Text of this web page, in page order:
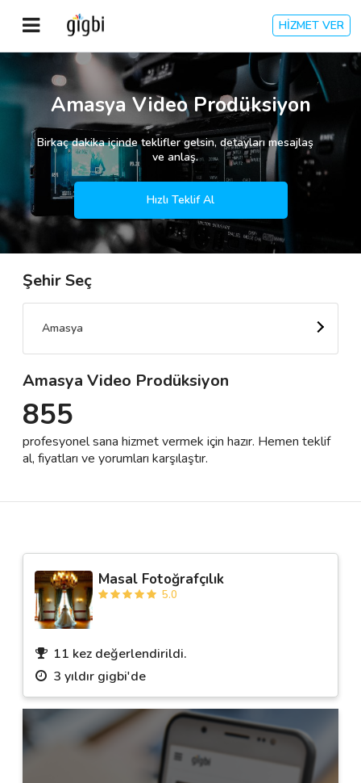
HİZMET VER
Anasayfa
Giriş Yap
Kayıt Ol
Kategoriler
🎈 Biz Kimiz?
🌟 Müşteri Değerlendirmeleri
Destek
İletişim
Amasya Video Prodüksiyon
Birkaç dakika içinde teklifler gelsin, detayları mesajlaş
ve anlaş.
Hızlı Teklif Al
Şehir Seç
Amasya
Amasya Video Prodüksiyon
855
profesyonel sana hizmet vermek için hazır. Hemen teklif
al, fiyatları ve yorumları karşılaştır.
Masal Fotoğrafçılık
5.0
11 kez değerlendirildi.
3 yıldır gigbi'de